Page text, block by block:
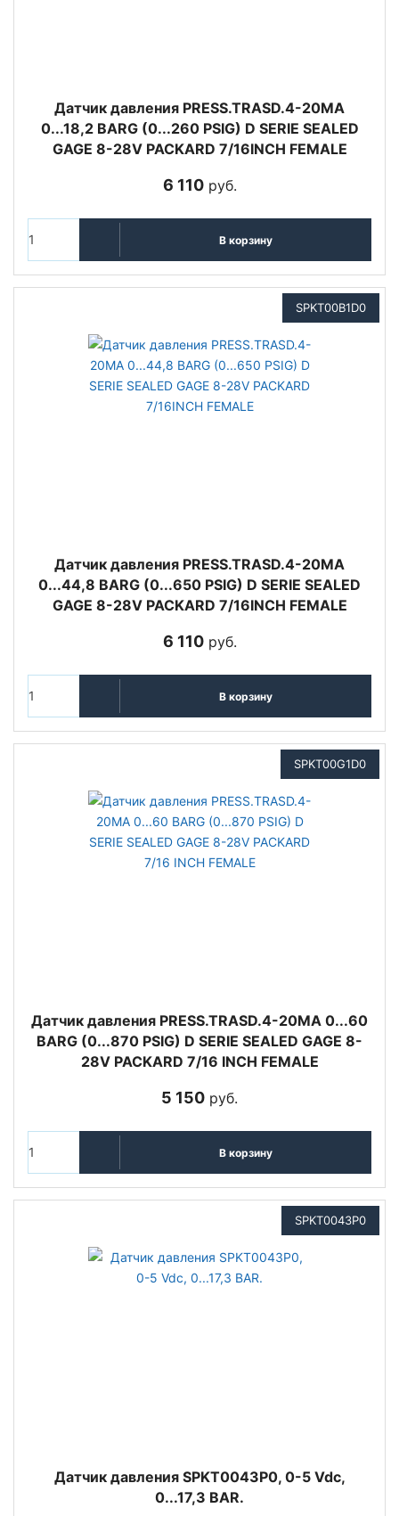
Датчик давления PRESS.TRASD.4-20MA
0...18,2 BARG (0...260 PSIG) D SERIE SEALED
GAGE 8-28V PACKARD 7/16INCH FEMALE
6 110руб.
В корзину
SPKT00B1D0
Датчик давления PRESS.TRASD.4-20MA
0...44,8 BARG (0...650 PSIG) D SERIE SEALED
GAGE 8-28V PACKARD 7/16INCH FEMALE
6 110руб.
В корзину
SPKT00G1D0
Датчик давления PRESS.TRASD.4-20MA 0...60
BARG (0...870 PSIG) D SERIE SEALED GAGE 8-
28V PACKARD 7/16 INCH FEMALE
5 150 руб.
В корзину
SPKT0043P0
Датчик давления SPKT0043P0, 0-5 Vdc,
0...17,3 BAR.